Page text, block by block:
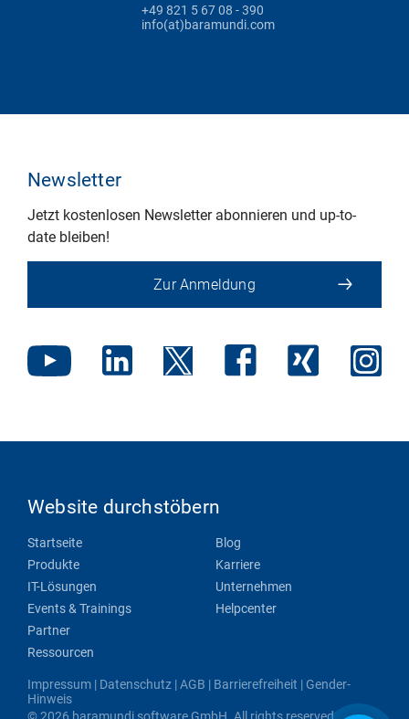
+49 821 5 67 08 - 390
info(at)baramundi.com
Newsletter
Jetzt kostenlosen Newsletter abonnieren und up-to-
date bleiben!
Zur Anmeldung
Website durchstöbern
Startseite
Produkte
IT-Lösungen
Events & Trainings
Partner
Ressourcen
Blog
Karriere
Unternehmen
Helpcenter
Impressum | Datenschutz |AGB | Barrierefreiheit | Gender-
Hinweis
© 2026 baramundi software GmbH. All rights reserved.